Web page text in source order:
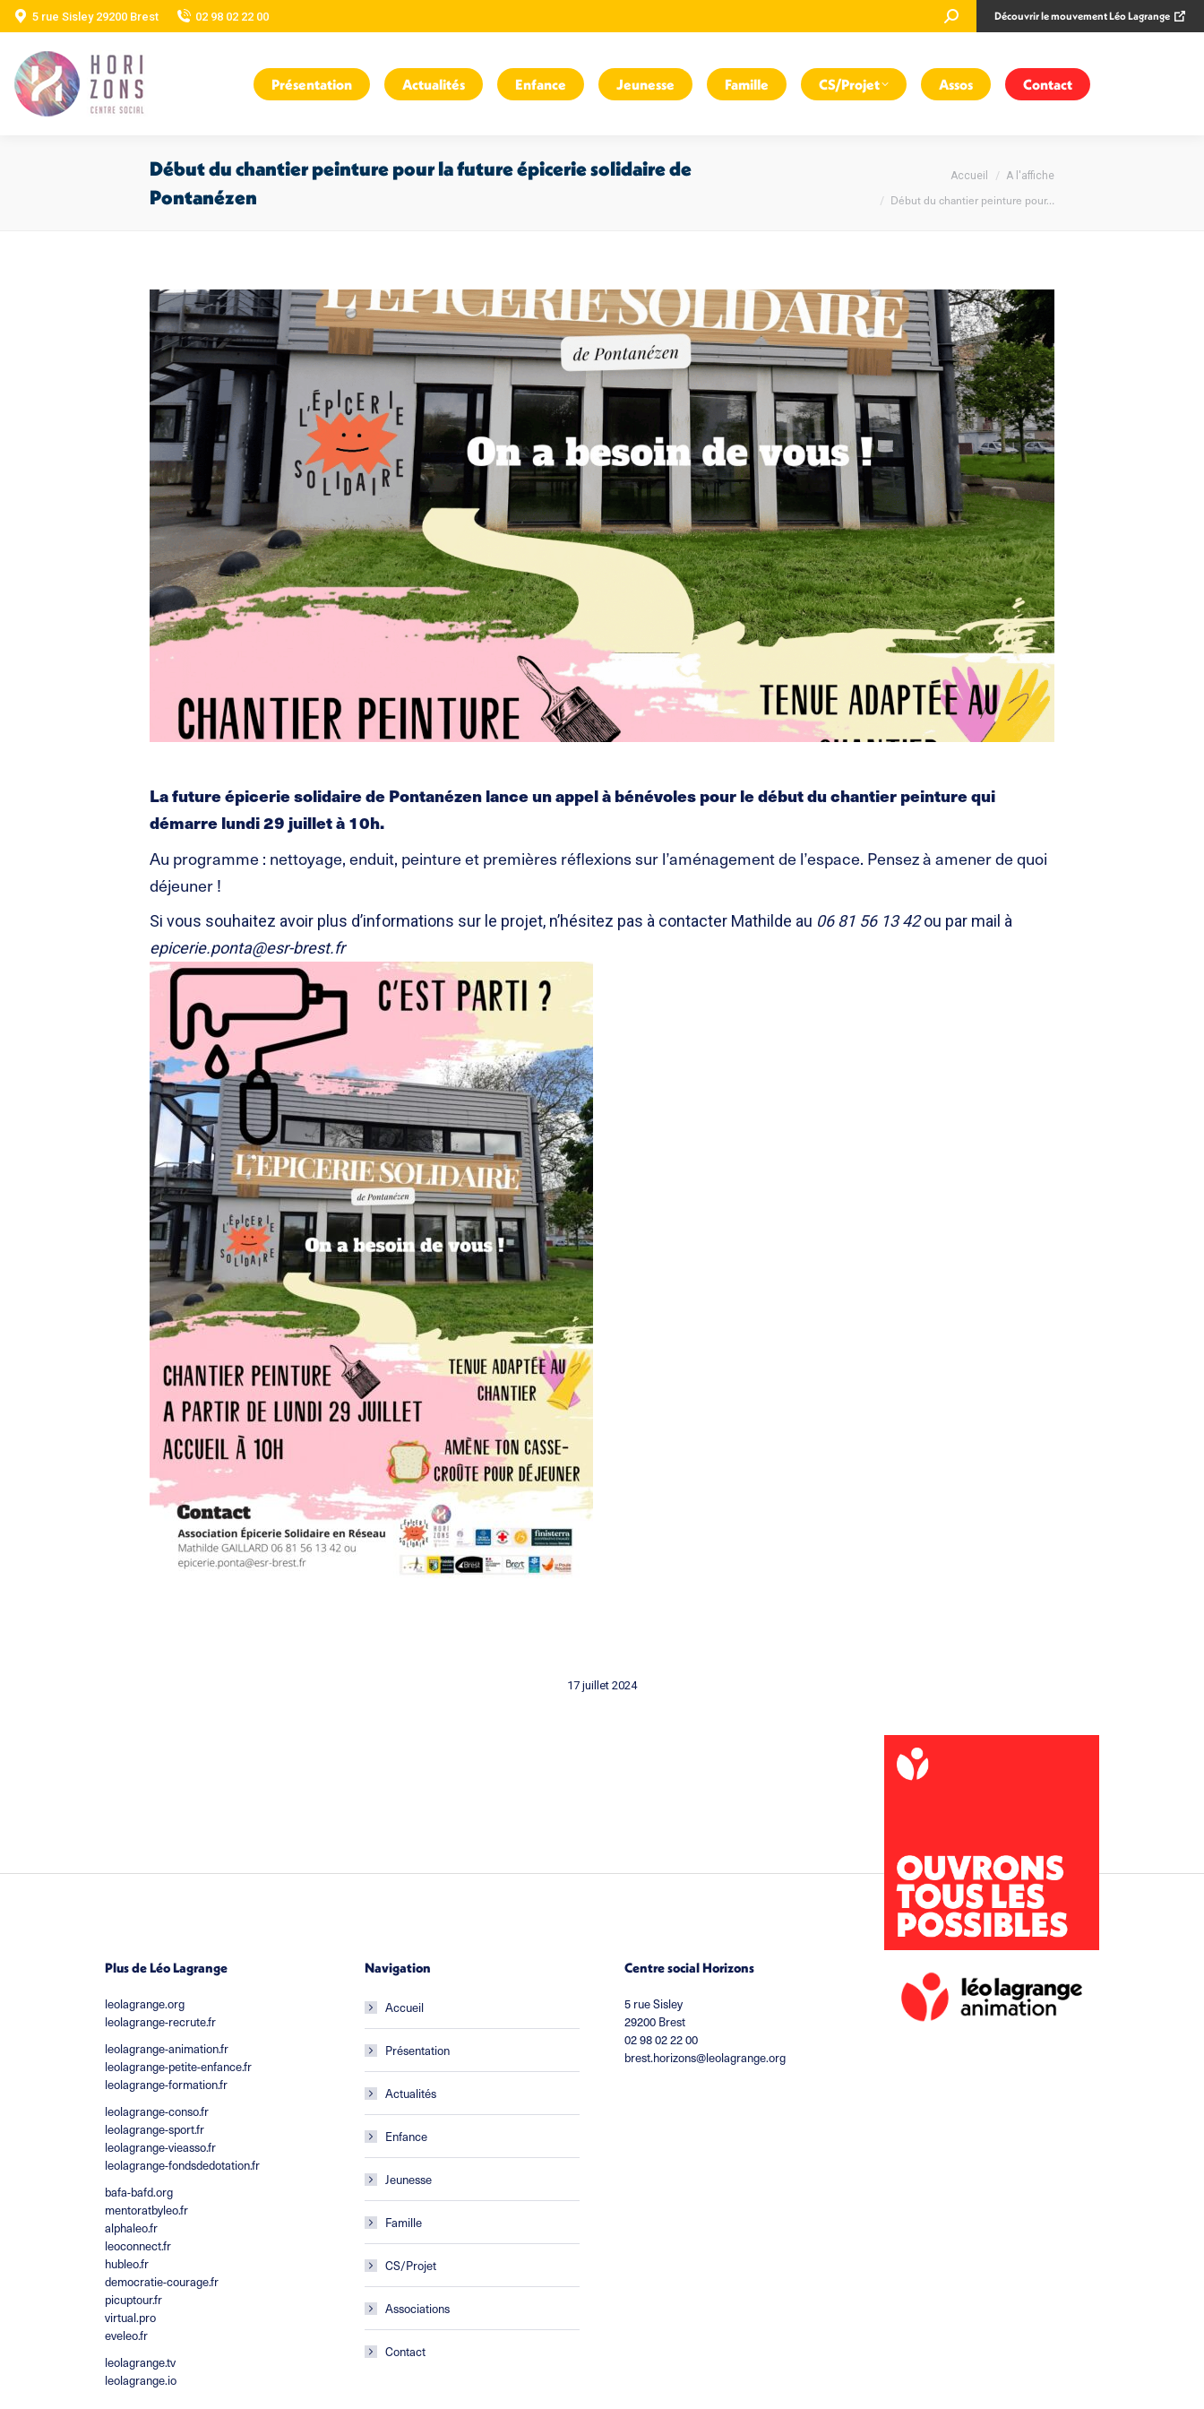
5 rue Sisley 29200 Brest 02 98 02 22 00
Recherche
:
Découvrir le mouvement Léo Lagrange
Présentation Actualités Enfance Jeunesse Famille CS/Projet Assos Contact
Début du chantier peinture pour la future épicerie solidaire de
Pontanézen
Accueil A l'affiche
Début du chantier peinture pour…
La future épicerie solidaire de Pontanézen lance un appel à bénévoles pour le début du chantier peinture qui
démarre lundi 29 juillet à 10h.
Au programme : nettoyage, enduit, peinture et premières réflexions sur l’aménagement de l’espace. Pensez à amener de quoi
déjeuner !
Si vous souhaitez avoir plus d’informations sur le projet, n’hésitez pas à contacter Mathilde au 06 81 56 13 42ou par mail à
epicerie.ponta@esr-brest.fr
17 juillet 2024
Plus de Léo Lagrange
leolagrange.org
leolagrange-recrute.fr
leolagrange-animation.fr
leolagrange-petite-enfance.fr
leolagrange-formation.fr
leolagrange-conso.fr
leolagrange-sport.fr
leolagrange-vieasso.fr
leolagrange-fondsdedotation.fr
bafa-bafd.org
mentoratbyleo.fr
alphaleo.fr
leoconnect.fr
hubleo.fr
democratie-courage.fr
picuptour.fr
virtual.pro
eveleo.fr
leolagrange.tv
leolagrange.io
Navigation
Accueil
Présentation
Actualités
Enfance
Jeunesse
Famille
CS/Projet
Associations
Contact
Centre social Horizons
5 rue Sisley
29200 Brest
02 98 02 22 00
brest.horizons@leolagrange.org